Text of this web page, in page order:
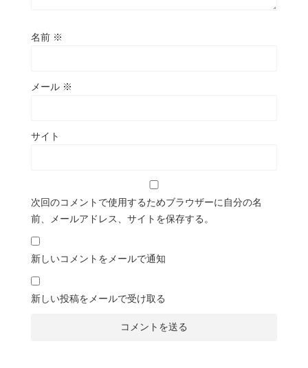
名前 ※
メール ※
サイト
次回のコメントで使用するためブラウザーに自分の名
前、メールアドレス、サイトを保存する。
新しいコメントをメールで通知
新しい投稿をメールで受け取る